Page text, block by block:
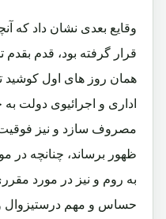
وقایع بعدی نشان داد که
قرار گرفته بود، قدم
همان روز های اول کوشید
اداری و اجرائیوی دولت
مصروف سازد و نیز فوقیت
ظهور برساند، چنانچه در
به روم و نیز در مورد
حساس و مهم درستیزوال